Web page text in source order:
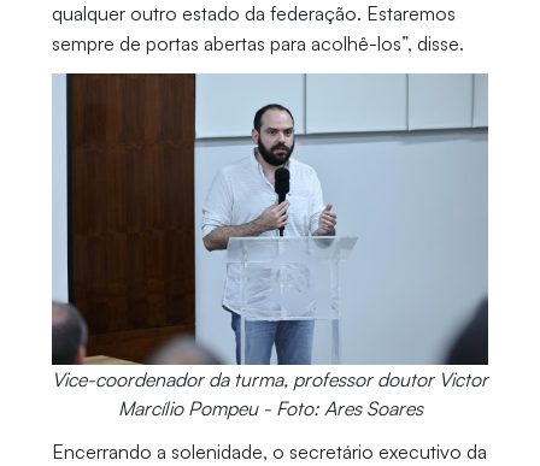
qualquer outro estado da federação. Estaremos
sempre de portas abertas para acolhê-los”, disse.
Vice-coordenador da turma, professor doutor Victor
Marcílio Pompeu - Foto: Ares Soares
Encerrando a solenidade, o secretário executivo da